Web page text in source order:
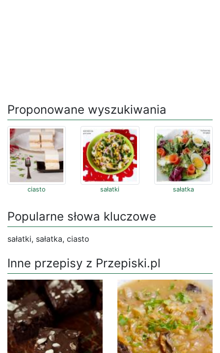
Proponowane wyszukiwania
ciasto sałatki sałatka
Popularne słowa kluczowe
sałatki, sałatka, ciasto
Inne przepisy z Przepiski.pl